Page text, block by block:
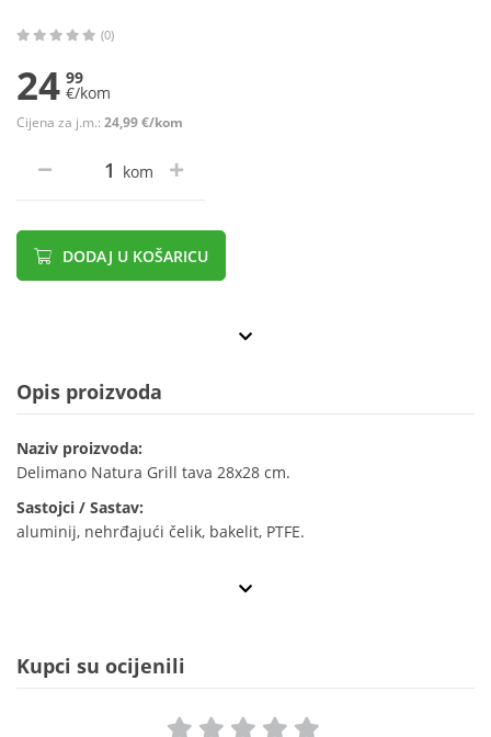
(0)
24 99
€/kom
Cijena za j.m.: 24,99 €/kom
kom
DODAJ U KOŠARICU
Opis proizvoda
Naziv proizvoda:
Delimano Natura Grill tava 28x28 cm.
Sastojci / Sastav:
aluminij, nehrđajući čelik, bakelit, PTFE.
Kupci su ocijenili